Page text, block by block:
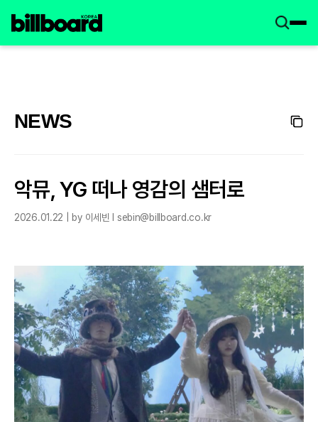
NEWS
악뮤, YG 떠나 영감의 샘터로
2026.01.22 | by 이세빈 l sebin@billboard.co.kr